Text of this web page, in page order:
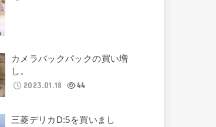
カメラバックパックの買い増
し。
2023.01.18
44
三菱デリカD:5を買いまし